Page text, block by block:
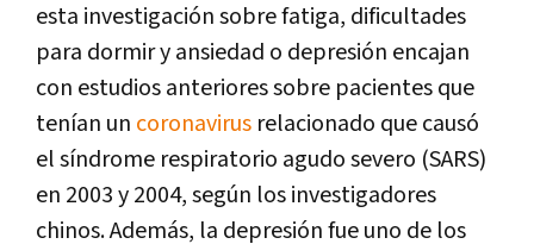
esta investigación sobre fatiga, dificultades
para dormir y ansiedad o depresión encajan
con estudios anteriores sobre pacientes que
tenían un coronavirus relacionado que causó
el síndrome respiratorio agudo severo (SARS)
en 2003 y 2004, según los investigadores
chinos. Además, la depresión fue uno de los